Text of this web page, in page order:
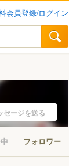
会員登録/ログイン
セージを送る
フォロワー